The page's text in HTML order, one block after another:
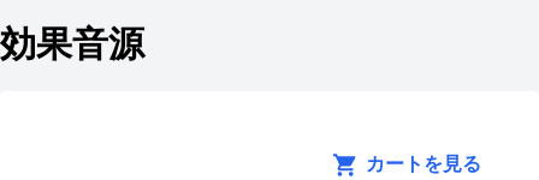
効果音源
カートを見る